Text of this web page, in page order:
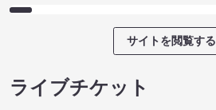
サイトを閲覧する
ライブチケット